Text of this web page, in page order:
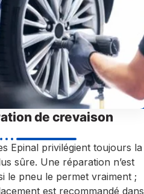
de crevaison
Epinal privilégient toujours la
sûre. Une réparation n’est
le pneu le permet vraiment ;
est recommandé dans